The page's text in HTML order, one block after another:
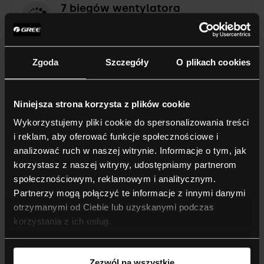
Zgoda Szczegóły O plikach cookies
Niniejsza strona korzysta z plików cookie
Wykorzystujemy pliki cookie do spersonalizowania treści
i reklam, aby oferować funkcje społecznościowe i
analizować ruch w naszej witrynie. Informacje o tym, jak
korzystasz z naszej witryny, udostępniamy partnerom
społecznościowym, reklamowym i analitycznym.
Partnerzy mogą połączyć te informacje z innymi danymi
otrzymanymi od Ciebie lub uzyskanymi podczas
korzystania z ich usług.
7 biegów wentylatora
Funkcja trzech różnych trybów pracy nocnej jednostki
(obniżenie nastaw temperatur zwiększające komfort).
Osuszanie
Urządzenie umożliwiające inteligentną pracę w trybie
osuszania powietrza w pomieszczeniu.